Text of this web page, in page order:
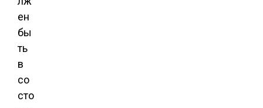
ен
бы
ть
в
со
сто